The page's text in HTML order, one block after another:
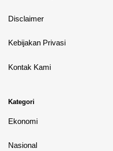
Disclaimer
Kebijakan Privasi
Kontak Kami
Kategori
Ekonomi
Nasional